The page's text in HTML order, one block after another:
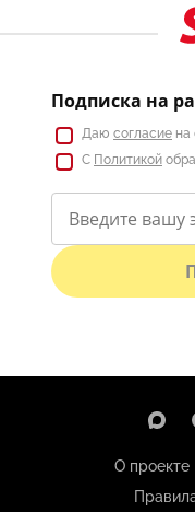
Подписка на
Даю согласие на
С Политикой
О проекте